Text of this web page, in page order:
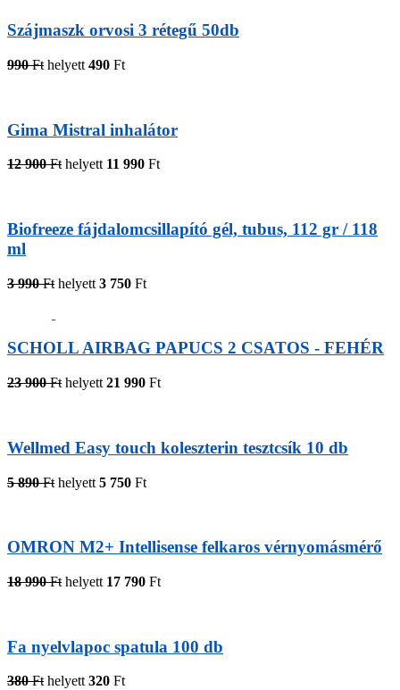
Szájmaszk orvosi 3 rétegű 50db
990 Ft helyett 490 Ft
Gima Mistral inhalátor
12 900 Ft helyett 11 990 Ft
Biofreeze fájdalomcsillapító gél, tubus, 112 gr / 118
ml
3 990 Ft helyett 3 750 Ft
SCHOLL AIRBAG PAPUCS 2 CSATOS - FEHÉR
23 900 Ft helyett 21 990 Ft
Wellmed Easy touch koleszterin tesztcsík 10 db
5 890 Ft helyett 5 750 Ft
OMRON M2+ Intellisense felkaros vérnyomásmérő
18 990 Ft helyett 17 790 Ft
Fa nyelvlapoc spatula 100 db
380 Fthelyett320 Ft